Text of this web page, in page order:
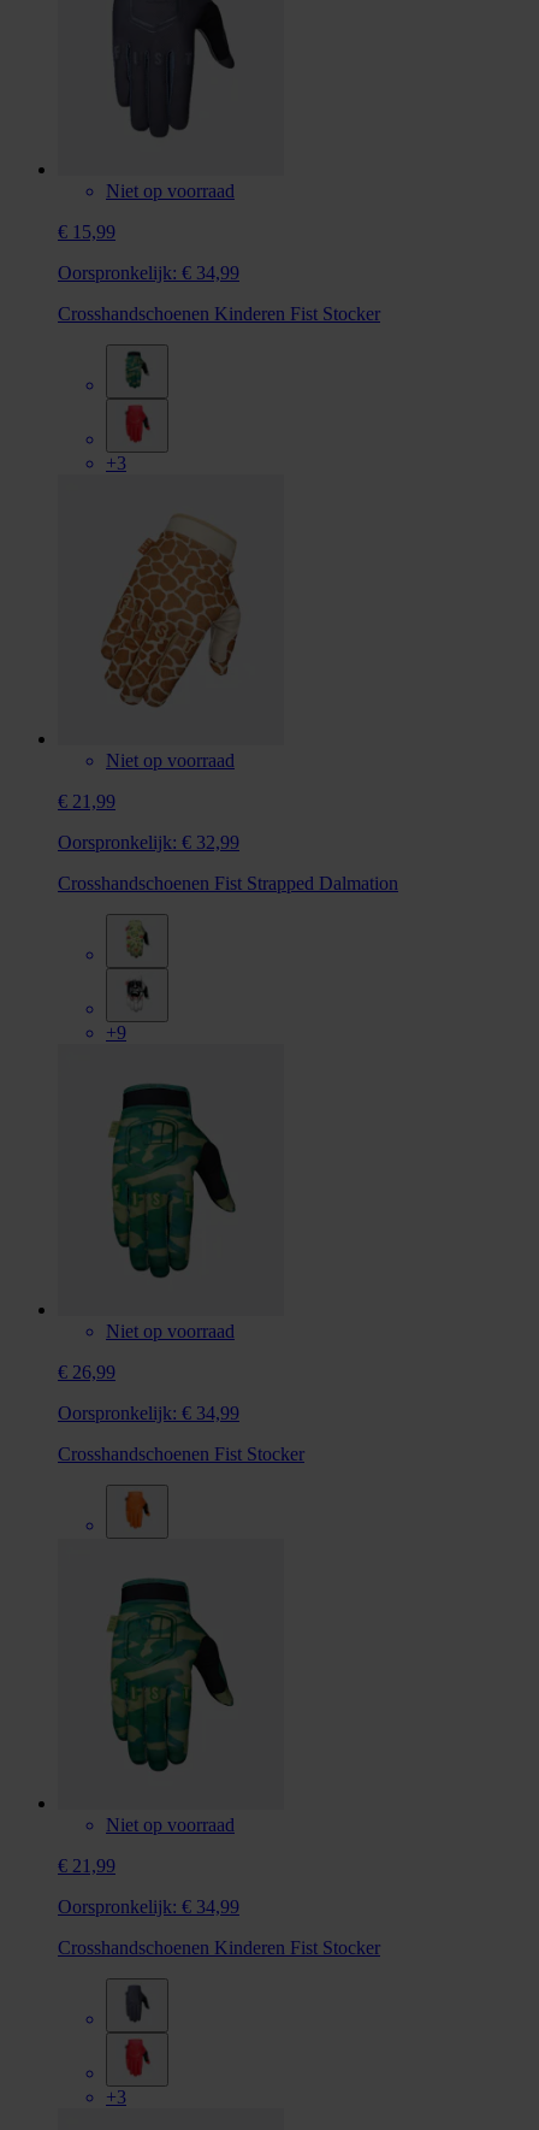
Niet op voorraad
€ 15,99
Oorspronkelijk: € 34,99
Crosshandschoenen Kinderen Fist Stocker
+3
Niet op voorraad
€ 21,99
Oorspronkelijk: € 32,99
Crosshandschoenen Fist Strapped Dalmation
+9
Niet op voorraad
€ 26,99
Oorspronkelijk: € 34,99
Crosshandschoenen Fist Stocker
Niet op voorraad
€ 21,99
Oorspronkelijk: € 34,99
Crosshandschoenen Kinderen Fist Stocker
+3